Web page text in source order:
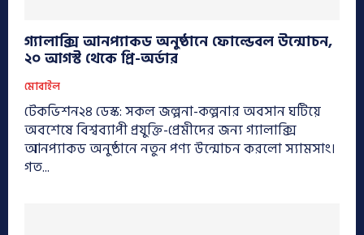
গ্যালাক্সি আনপ্যাকড অনুষ্ঠানে ফোল্ডেবল উন্মোচন,
২০ আগস্ট থেকে প্রি-অর্ডার
মোবাইল
টেকভিশন২৪ ডেস্ক: সকল জল্পনা-কল্পনার অবসান ঘটিয়ে
অবশেষে বিশ্বব্যাপী প্রযুক্তি-প্রেমীদের জন্য গ্যালাক্সি
আনপ্যাকড অনুষ্ঠানে নতুন পণ্য উন্মোচন করলো স্যামসাং।
গত...